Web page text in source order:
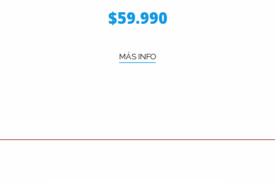
$59.990
MÁS INFO